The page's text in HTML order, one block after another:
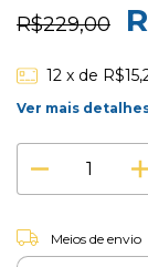
R$229,00
12 x de
Ver mais
Entregas para o CEP:
Meios de envio